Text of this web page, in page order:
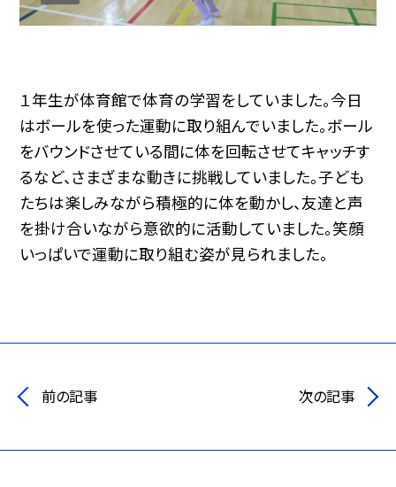
１年生が体育館で体育の学習をしていました。今日
はボールを使った運動に取り組んでいました。ボール
をバウンドさせている間に体を回転させてキャッチす
るなど、さまざまな動きに挑戦していました。子ども
たちは楽しみながら積極的に体を動かし、友達と声
を掛け合いながら意欲的に活動していました。笑顔
いっぱいで運動に取り組む姿が見られました。
前の記事 次の記事